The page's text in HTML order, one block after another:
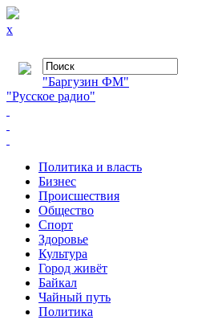
x
"Баргузин ФМ"
"Русское радио"
Политика и власть
Бизнес
Происшествия
Общество
Cпорт
Здоровье
Культура
Город живёт
Байкал
Чайный путь
Политика